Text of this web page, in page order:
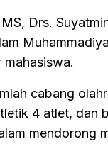
Drs.
cabang
4 atlet, dan
mendorong